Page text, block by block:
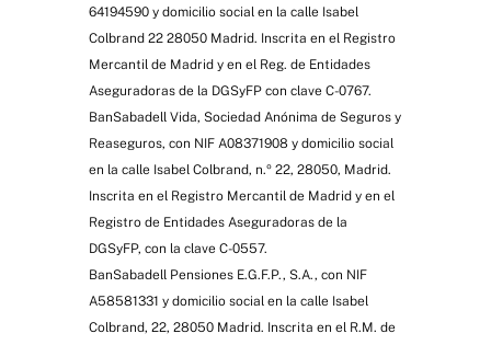
64194590 y domicilio social en la calle Isabel
Colbrand 22 28050 Madrid. Inscrita en el Registro
Mercantil de Madrid y en el Reg. de Entidades
Aseguradoras de la DGSyFP con clave C-0767.
BanSabadell Vida, Sociedad Anónima de Seguros y
Reaseguros, con NIF A08371908 y domicilio social
en la calle Isabel Colbrand, n.º 22, 28050, Madrid.
Inscrita en el Registro Mercantil de Madrid y en el
Registro de Entidades Aseguradoras de la
DGSyFP, con la clave C-0557.
BanSabadell Pensiones E.G.F.P., S.A., con NIF
A58581331 y domicilio social en la calle Isabel
Colbrand, 22, 28050 Madrid. Inscrita en el R.M. de